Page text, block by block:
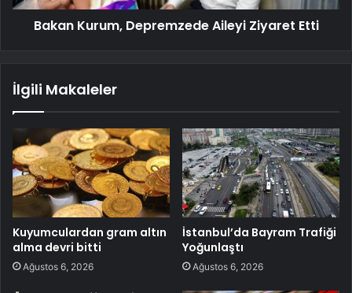
Bakan Kurum, Depremzede Aileyi Ziyaret Etti
İlgili Makaleler
Kuyumculardan gram altın
alma devri bitti
Ağustos 6, 2026
İstanbul’da Bayram Trafiği
Yoğunlaştı
Ağustos 6, 2026